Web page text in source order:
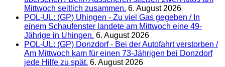
Mittwoch seitlich zusammen. 6. August 2026
POL-UL: (GP) Uhingen - Zu viel Gas gegeben / In
einem Schaufenster landete am Mittwoch eine 49-
Jährige in Uhingen. 6. August 2026
POL-UL: (GP) Donzdorf - Bei der Autofahrt verstorben /
Am Mittwoch kam für einen 73-Jährigen bei Donzdorf
jede Hilfe zu spät. 6. August 2026